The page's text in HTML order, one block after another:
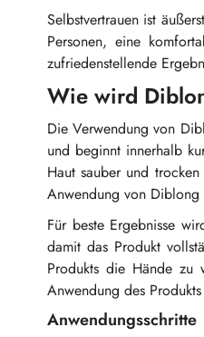
Selbstvertrauen ist
Personen, eine
zufriedenstellende
Wie wird
Die Verwendung von
und beginnt innerhalb
Haut sauber und
Anwendung von Diblong
Für beste Ergebnisse
damit das Produkt
Produkts die Hände zu
Anwendung des
Anwendungsschritte